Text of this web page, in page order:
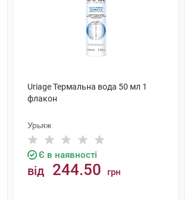
Uriage Термальна вода 50 мл 1
флакон
Урьяж
Є в наявності
від 244.50 грн